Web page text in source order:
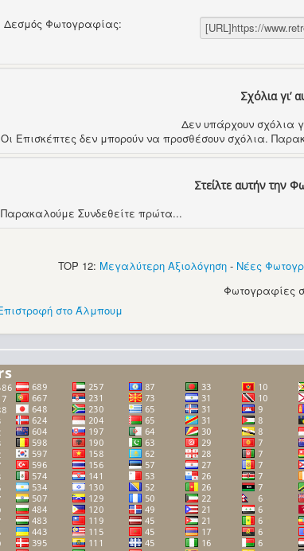
Δεσμός Φωτογραφίας:
Σχόλια γι’
Δεν υπάρχουν σχόλια
Οι Επισκέπτες δεν μπορούν να προσθέσουν σχόλια.
Στείλτε αυτήν την
Παρακαλούμε Συνδεθείτε πρώτα...
TOP 12: Μεγαλύτερη Αξιολόγηση- Νέες
Φωτογραφίες
στο Άλμπουμ